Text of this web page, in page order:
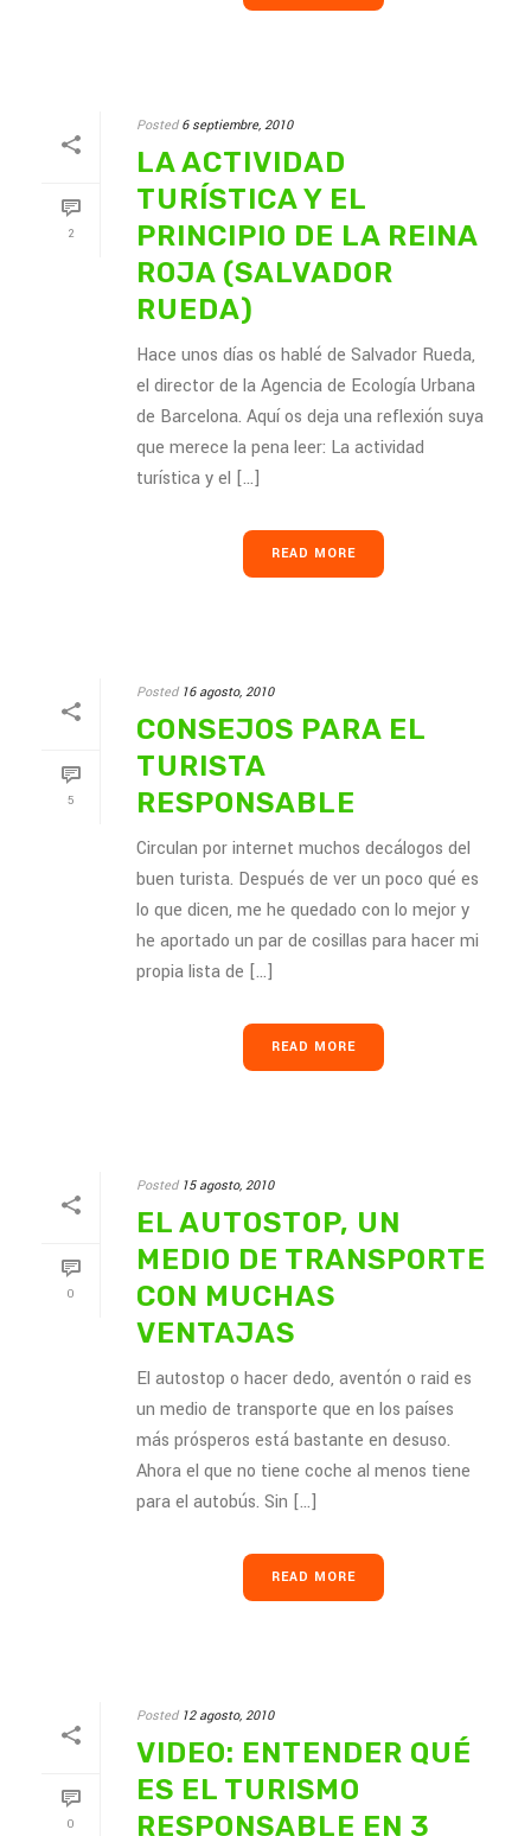
2
Posted 6 septiembre, 2010
LA ACTIVIDAD
TURÍSTICA Y EL
PRINCIPIO DE LA REINA
ROJA (SALVADOR
RUEDA)
Hace unos días os hablé de Salvador Rueda,
el director de la Agencia de Ecología Urbana
de Barcelona. Aquí os deja una reflexión suya
que merece la pena leer: La actividad
turística y el [...]
READ MORE
5
Posted 16 agosto, 2010
CONSEJOS PARA EL
TURISTA
RESPONSABLE
Circulan por internet muchos decálogos del
buen turista. Después de ver un poco qué es
lo que dicen, me he quedado con lo mejor y
he aportado un par de cosillas para hacer mi
propia lista de [...]
READ MORE
0
Posted 15 agosto, 2010
EL AUTOSTOP, UN
MEDIO DE TRANSPORTE
CON MUCHAS
VENTAJAS
El autostop o hacer dedo, aventón o raid es
un medio de transporte que en los países
más prósperos está bastante en desuso.
Ahora el que no tiene coche al menos tiene
para el autobús. Sin [...]
READ MORE
0
Posted 12 agosto, 2010
VIDEO: ENTENDER QUÉ
ES EL TURISMO
RESPONSABLE EN 3